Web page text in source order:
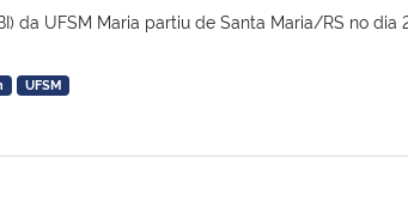
da UFSM Maria partiu de Santa Maria/RS no dia
UFSM